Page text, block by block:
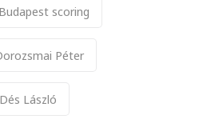
Budapest scoring
Péter
Dés László